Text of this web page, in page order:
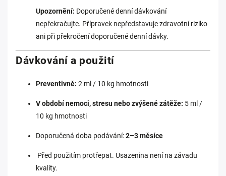
Upozornění: Doporučené denní dávkování
nepřekračujte. Přípravek nepředstavuje zdravotní riziko
ani při překročení doporučené denní dávky.
Dávkování a použití
Preventivně: 2 ml / 10 kg hmotnosti
V období nemoci, stresu nebo zvýšené zátěže: 5 ml /
10 kg hmotnosti
Doporučená doba podávání:2–3 měsíce
Před použitím protřepat. Usazenina není na závadu
kvality.